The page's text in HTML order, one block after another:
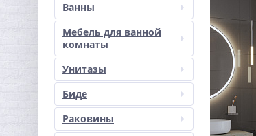
Ванны
Мебель для ванной
комнаты
Унитазы
Биде
Раковины